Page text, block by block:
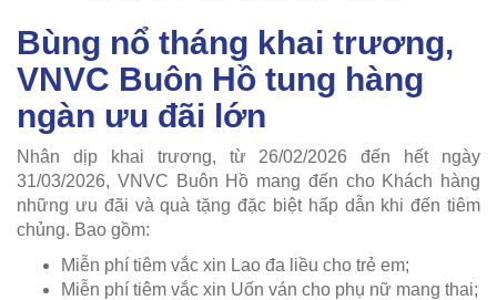
Bùng nổ tháng khai trương,
VNVC Buôn Hồ tung hàng
ngàn ưu đãi lớn
Nhân dịp khai trương, từ 26/02/2026 đến hết ngày
31/03/2026, VNVC Buôn Hồ mang đến cho Khách hàng
những ưu đãi và quà tặng đặc biệt hấp dẫn khi đến tiêm
chủng. Bao gồm:
Miễn phí tiêm vắc xin Lao đa liều cho trẻ em;
Miễn phí tiêm vắc xin Uốn ván cho phụ nữ mang thai;